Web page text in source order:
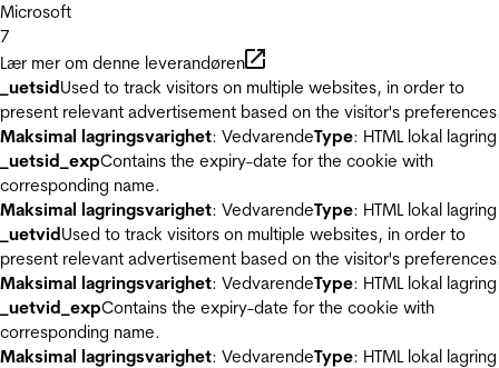
Microsoft
7
Lær mer om denne leverandøren
_uetsidUsed to track visitors on multiple websites, in order to
present relevant advertisement based on the visitor's
Maksimal lagringsvarighet: VedvarendeType: HTML lokal lagring
_uetsid_expContains the expiry-date for the cookie with
corresponding name.
Maksimal lagringsvarighet: VedvarendeType: HTML lokal lagring
_uetvidUsed to track visitors on multiple websites, in order to
present relevant advertisement based on the visitor's
Maksimal lagringsvarighet: VedvarendeType: HTML lokal lagring
_uetvid_expContains the expiry-date for the cookie with
corresponding name.
Maksimal lagringsvarighet: VedvarendeType: HTML lokal lagring